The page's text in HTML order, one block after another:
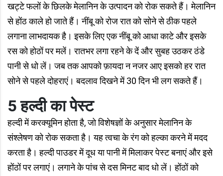
खट्टे फलों के छिलके मेलानिन के उत्पादन को रोक सकते हैं। मेलानिन
से होंठ काले हो जाते हैं। नींबू को रोज रात को सोने से ठीक पहले
लगाना लाभदायक है। इसके लिए एक नींबू को आधा काटे और इसके
रस को होठों पर मलें। रातभर लगा रहने के दें और सुबह उठकर ठंडे
पानी से धो लें। जब तक आपको फ़ायदा न नजर आए इसको हर रात
सोने से पहले दोहराएं। बदलाव दिखने में 30 दिन भी लग सकते हैं।
5 हल्दी का पेस्ट
हल्दी में करक्यूमिन होता है, जो विशेषज्ञों के अनुसार मेलानिन के
संश्लेषण को रोक सकता है। यह त्वचा के रंग को हल्का करने में मदद
करता है। हल्दी पाउडर में दूध या पानी में मिलाकर पेस्ट बनाएं और इसे
होंठों पर लगाएं। लगाने के पांच से दस मिनट बाद धो लें। होंठों को